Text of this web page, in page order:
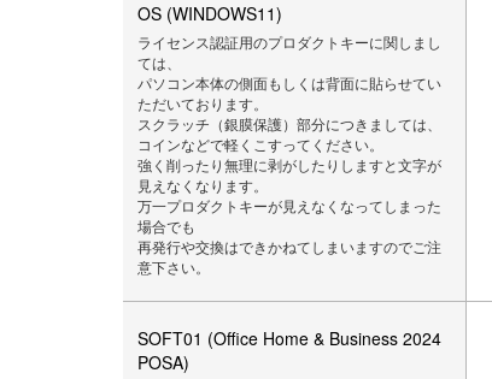
OS (WINDOWS11)
ライセンス認証用のプロダクトキーに関しまし
ては、
パソコン本体の側面もしくは背面に貼らせてい
ただいております。
スクラッチ（銀膜保護）部分につきましては、
コインなどで軽くこすってください。
強く削ったり無理に剥がしたりしますと文字が
見えなくなります。
万一プロダクトキーが見えなくなってしまった
場合でも
再発行や交換はできかねてしまいますのでご注
意下さい。
SOFT01 (Office Home & Business 2024
POSA)